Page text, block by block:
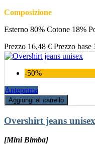
Composizione
Esterno 80% Cotone 18%
Prezzo 16,48 € Prezzo base
-50%
Anteprima
Aggiungi al carrello
Overshirt jeans unisex
[Mini Bimba]